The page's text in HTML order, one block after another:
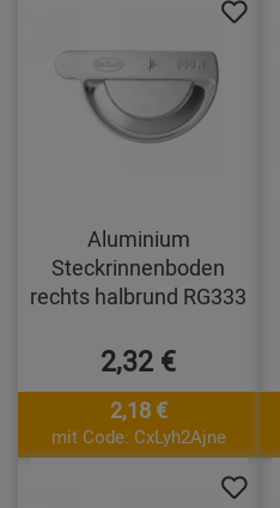
Aluminium
Steckrinnenboden
rechts halbrund RG333
2,32 €
2,18 €
mit Code: CxLyh2Ajne